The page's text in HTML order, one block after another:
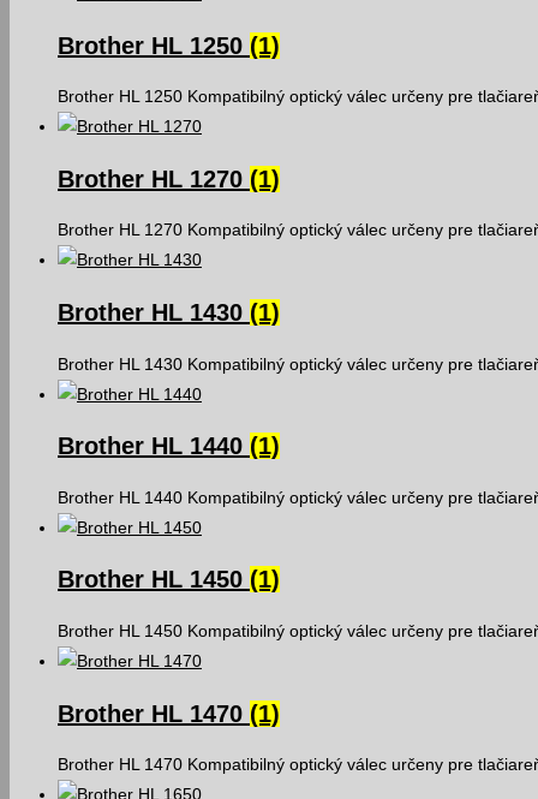
Brother HL 1250 (1)
Brother HL 1250 Kompatibilný optický válec určeny pre
Brother HL 1270 (1)
Brother HL 1270 Kompatibilný optický válec určeny pre
Brother HL 1430 (1)
Brother HL 1430 Kompatibilný optický válec určeny pre
Brother HL 1440 (1)
Brother HL 1440 Kompatibilný optický válec určeny pre
Brother HL 1450 (1)
Brother HL 1450 Kompatibilný optický válec určeny pre
Brother HL 1470 (1)
Brother HL 1470 Kompatibilný optický válec určeny pre